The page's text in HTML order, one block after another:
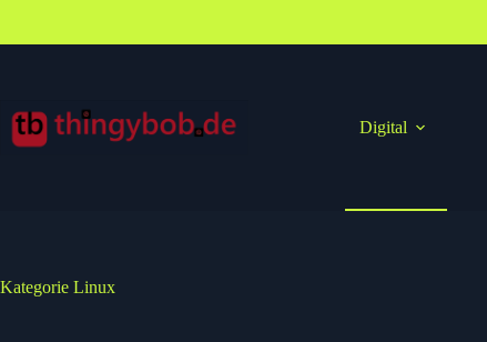
springen
Digital
Kategorie Linux